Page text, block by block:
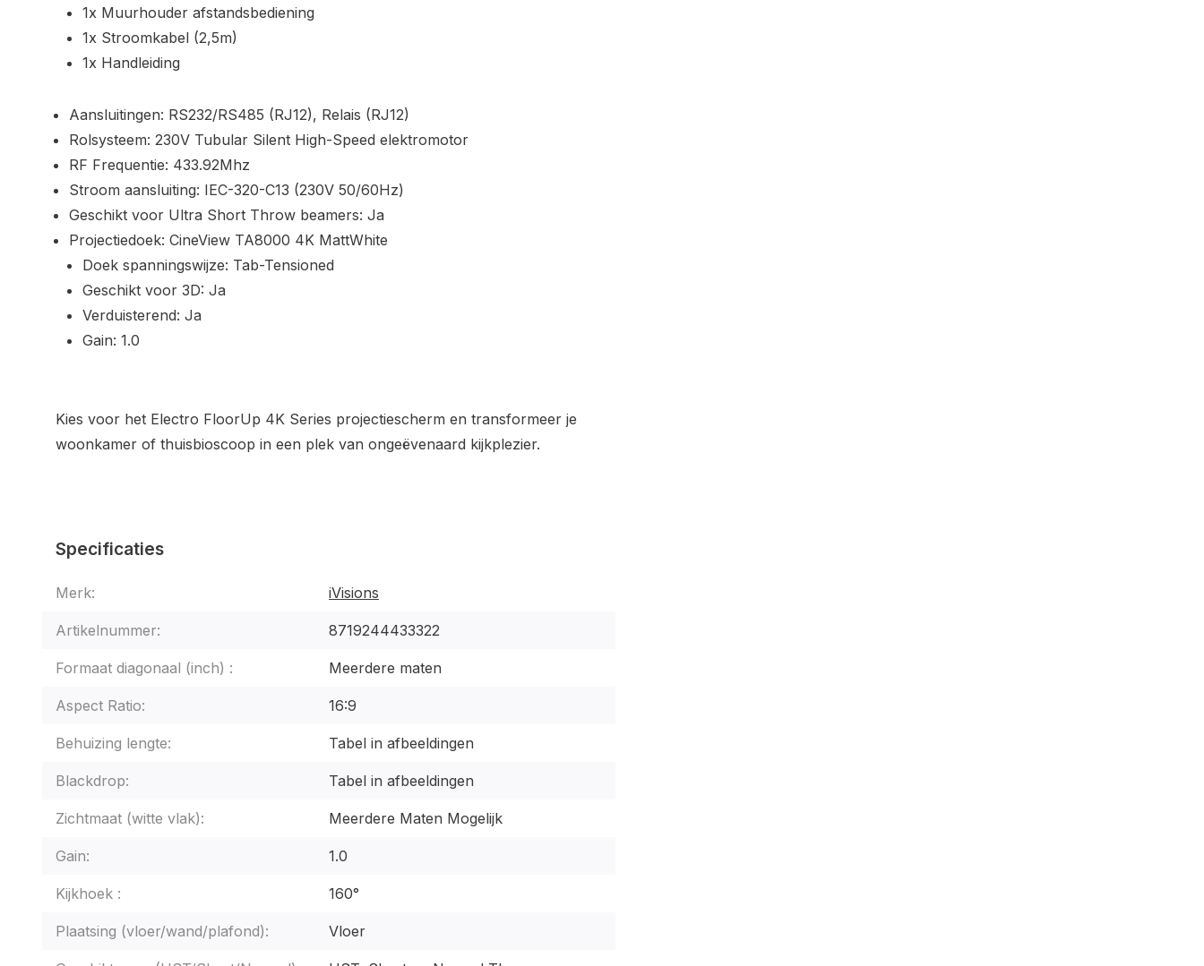
1x Muurhouder afstandsbediening
1x Stroomkabel (2,5m)
1x Handleiding
Aansluitingen: RS232/RS485 (RJ12), Relais (RJ12)
Rolsysteem: 230V Tubular Silent High-Speed elektromotor
RF Frequentie: 433.92Mhz
Stroom aansluiting: IEC-320-C13 (230V 50/60Hz)
Geschikt voor Ultra Short Throw beamers: Ja
Projectiedoek: CineView TA8000 4K MattWhite
Doek spanningswijze: Tab-Tensioned
Geschikt voor 3D: Ja
Verduisterend: Ja
Gain: 1.0
Kies voor het Electro FloorUp 4K Series projectiescherm en transformeer je
woonkamer of thuisbioscoop in een plek van ongeëvenaard kijkplezier.
Specificaties
Merk: iVisions
Artikelnummer: 8719244433322
Formaat diagonaal (inch) : Meerdere maten
Aspect Ratio: 16:9
Behuizing lengte: Tabel in afbeeldingen
Blackdrop: Tabel in afbeeldingen
Zichtmaat (witte vlak): Meerdere Maten Mogelijk
Gain: 1.0
Kijkhoek : 160°
Plaatsing (vloer/wand/plafond): Vloer